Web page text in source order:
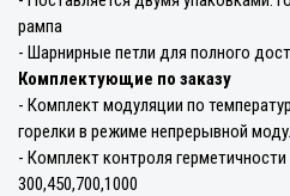
рампа
- Шарнирные петли для полного
Комплектующие по заказу
- Комплект модуляции по
горелки в режиме непрерывной
- Комплект контроля
300,450,700,1000